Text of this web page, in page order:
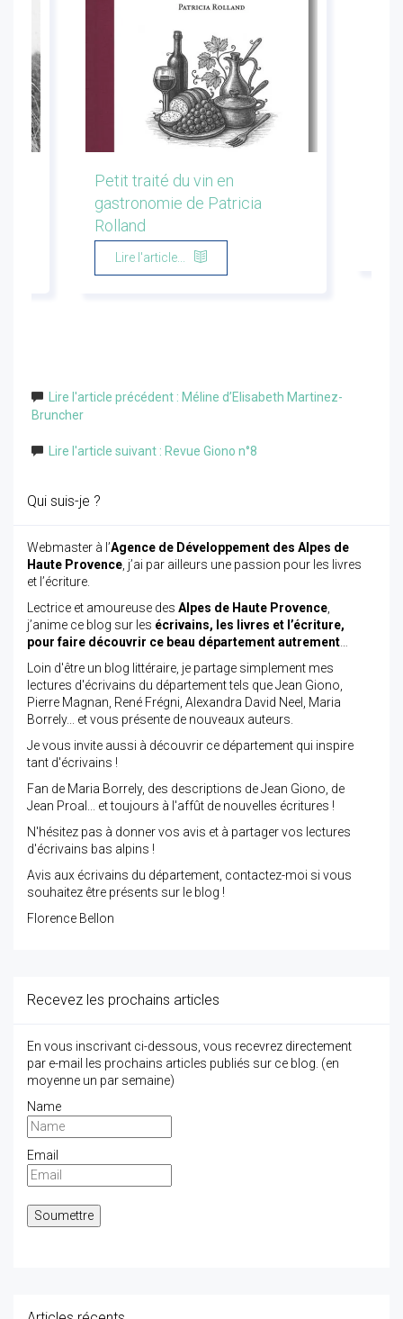
Petit traité du vin en
gastronomie de Patricia
Rolland
Lire l'article...
Lire l'article précédent : Méline d’Elisabeth Martinez-
Bruncher
Lire l'article suivant : Revue Giono n°8
Qui suis-je ?
Webmaster à l’Agence de Développement des Alpes de
Haute Provence , j’ai par ailleurs une passion pour les livres
et l’écriture.
Lectrice et amoureuse des Alpes de Haute Provence
j’anime ce blog sur les écrivains, les livres et l’écriture,
pour faire découvrir ce beau département autrement
Loin d'être un blog littéraire, je partage simplement mes
lectures d'écrivains du département tels que Jean Giono,
Pierre Magnan, René Frégni, Alexandra David Neel, Maria
Borrely... et vous présente de nouveaux auteurs.
Je vous invite aussi à découvrir ce département qui inspire
tant d'écrivains !
Fan de Maria Borrely, des descriptions de Jean Giono, de
Jean Proal... et toujours à l'affût de nouvelles écritures !
N'hésitez pas à donner vos avis et à partager vos lectures
d'écrivains bas alpins !
Avis aux écrivains du département, contactez-moi si vous
souhaitez être présents sur le blog !
Florence Bellon
Recevez les prochains articles
En vous inscrivant ci-dessous, vous recevrez directement
par e-mail les prochains articles publiés sur ce blog. (en
moyenne un par semaine)
Name
Email